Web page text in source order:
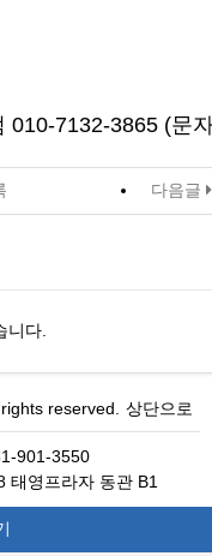
010-7132-3865 (문
다음글
니다.
reserved. 상단으로
901-3550
태영프라자 동관 B1